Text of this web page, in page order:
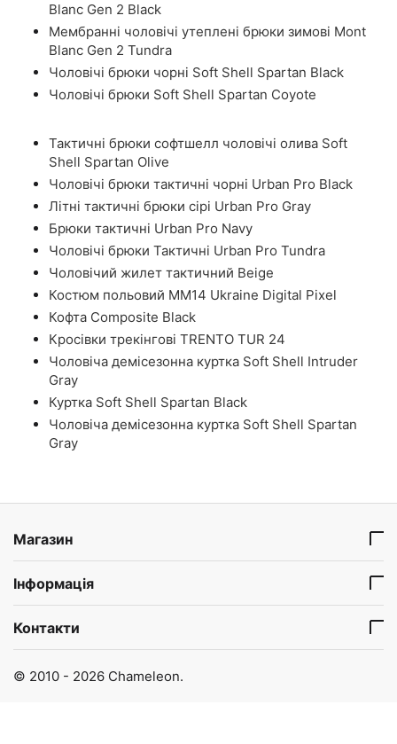
Blanc Gen 2 Black
Мембранні чоловічі утеплені брюки зимові Mont
Blanc Gen 2 Tundra
Чоловічі брюки чорні Soft Shell Spartan Black
Чоловічі брюки Soft Shell Spartan Coyote
Тактичні брюки софтшелл чоловічі олива Soft
Shell Spartan Olive
Чоловічі брюки тактичні чорні Urban Pro Black
Літні тактичні брюки сірі Urban Pro Gray
Брюки тактичні Urban Pro Navy
Чоловічі брюки Тактичні Urban Pro Tundra
Чоловічий жилет тактичний Beige
Костюм польовий ММ14 Ukraine Digital Pixel
Кофта Composite Black
Кросівки трекінгові TRENTO TUR 24
Чоловіча демісезонна куртка Soft Shell Intruder
Gray
Куртка Soft Shell Spartan Black
Чоловіча демісезонна куртка Soft Shell Spartan
Gray
Магазин
Інформація
Контакти
© 2010 - 2026 Chameleon.